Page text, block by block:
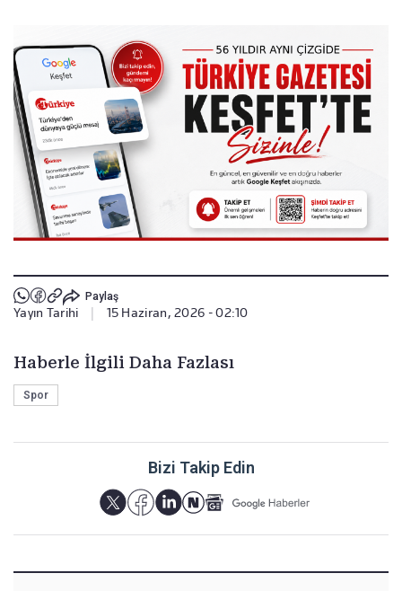
Paylaş
Yayın Tarihi 15 Haziran, 2026 - 02:10
Haberle İlgili Daha Fazlası
Spor
Bizi Takip Edin